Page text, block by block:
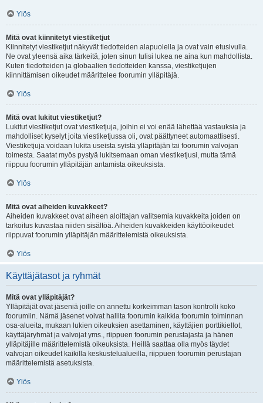
Ylös
Mitä ovat kiinnitetyt viestiketjut
Kiinnitetyt viestiketjut näkyvät tiedotteiden alapuolella ja ovat vain etusivulla.
Ne ovat yleensä aika tärkeitä, joten sinun tulisi lukea ne aina kun mahdollista.
Kuten tiedotteiden ja globaalien tiedotteiden kanssa, viestiketjujen
kiinnittämisen oikeudet määrittelee foorumin ylläpitäjä.
Ylös
Mitä ovat lukitut viestiketjut?
Lukitut viestiketjut ovat viestiketjuja, joihin ei voi enää lähettää vastauksia ja
mahdolliset kyselyt joita viestiketjussa oli, ovat päättyneet automaattisesti.
Viestiketjuja voidaan lukita useista syistä ylläpitäjän tai foorumin valvojan
toimesta. Saatat myös pystyä lukitsemaan oman viestiketjusi, mutta tämä
riippuu foorumin ylläpitäjän antamista oikeuksista.
Ylös
Mitä ovat aiheiden kuvakkeet?
Aiheiden kuvakkeet ovat aiheen aloittajan valitsemia kuvakkeita joiden on
tarkoitus kuvastaa niiden sisältöä. Aiheiden kuvakkeiden käyttöoikeudet
riippuvat foorumin ylläpitäjän määrittelemistä oikeuksista.
Ylös
Käyttäjätasot ja ryhmät
Mitä ovat ylläpitäjät?
Ylläpitäjät ovat jäseniä joille on annettu korkeimman tason kontrolli koko
foorumiin. Nämä jäsenet voivat hallita foorumin kaikkia foorumin toiminnan
osa-alueita, mukaan lukien oikeuksien asettaminen, käyttäjien porttikiellot,
käyttäjäryhmät ja valvojat yms., riippuen foorumin perustajasta ja hänen
ylläpitäjille määrittelemistä oikeuksista. Heillä saattaa olla myös täydet
valvojan oikeudet kaikilla keskustelualueilla, riippuen foorumin perustajan
määrittelemistä asetuksista.
Ylös